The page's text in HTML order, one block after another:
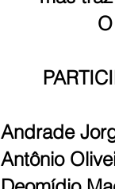
Andrade
Antônio